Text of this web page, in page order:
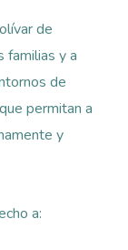
de
familias y a
de
permitan a
y
a: